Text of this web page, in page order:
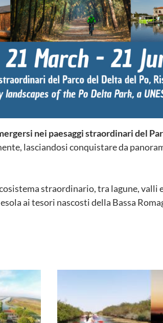
nei paesaggi straordinari del
lasciandosi conquistare da
straordinario, tra lagune, valli
ai tesori nascosti della Bassa